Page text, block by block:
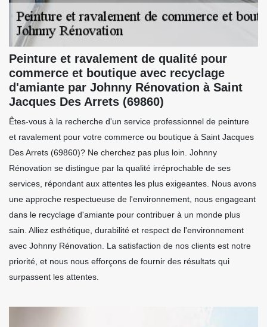
Peinture et ravalement de qualité pour
commerce et boutique avec recyclage
d'amiante par Johnny Rénovation à Saint
Jacques Des Arrets (69860)
Êtes-vous à la recherche d'un service professionnel de peinture
et ravalement pour votre commerce ou boutique à Saint Jacques
Des Arrets (69860)? Ne cherchez pas plus loin. Johnny
Rénovation se distingue par la qualité irréprochable de ses
services, répondant aux attentes les plus exigeantes. Nous avons
une approche respectueuse de l'environnement, nous engageant
dans le recyclage d'amiante pour contribuer à un monde plus
sain. Alliez esthétique, durabilité et respect de l'environnement
avec Johnny Rénovation. La satisfaction de nos clients est notre
priorité, et nous nous efforçons de fournir des résultats qui
surpassent les attentes.